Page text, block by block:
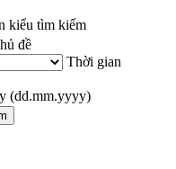
kiểu tìm kiếm
đề
Thời gian
(dd.mm.yyyy)